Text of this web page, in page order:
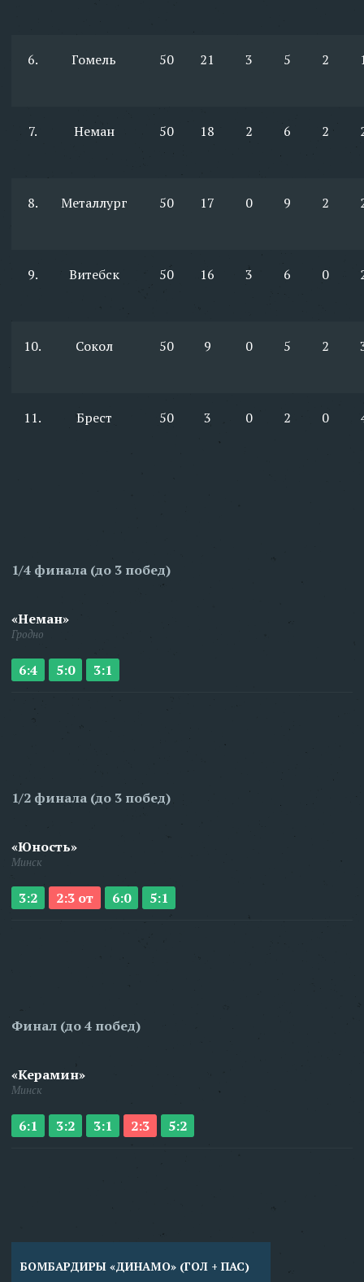
6. Гомель 50 21 3 5 2
7. Неман 50 18 2 6 2
8. Металлург 50 17 0 9 2
9. Витебск 50 16 3 6 0
10. Сокол 50 9 0 5 2
11. Брест 50 3 0 2 0
1/4 финала (до 3 побед)
«Неман»
Гродно
6:4 5:0 3:1
1/2 финала (до 3 побед)
«Юность»
Минск
3:2 2:3 от 6:0 5:1
Финал (до 4 побед)
«Керамин»
Минск
6:1 3:2 3:1 2:3 5:2
БОМБАРДИРЫ «ДИНАМО» (ГОЛ + ПАС)